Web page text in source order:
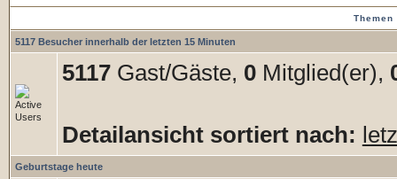
Themen
5117 Besucher innerhalb der letzten 15 Minuten
5117Gast/Gäste, 0Mitglied(er),
Detailansicht sortiert nach:
Geburtstage heute